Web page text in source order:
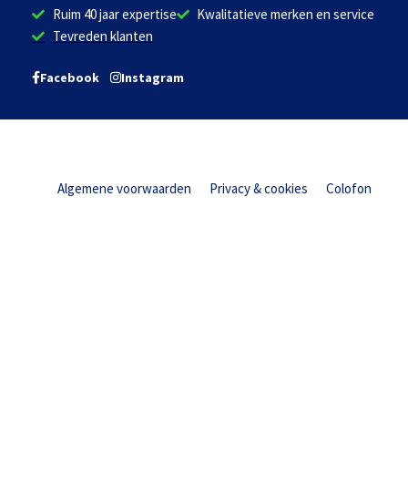
Ruim 40 jaar expertise
Kwalitatieve merken en service
Tevreden klanten
Facebook Instagram
Algemene voorwaarden Privacy & cookies Colofon